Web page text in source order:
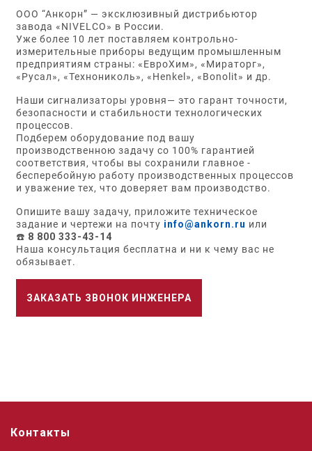
ООО “Анкорн” — эксклюзивный дистрибьютор
завода «NIVELCO» в России.
Уже более 10 лет поставляем контрольно-
измерительные приборы ведущим промышленным
предприятиям страны: «ЕвроХим», «Мираторг»,
«Русал», «Технониколь», «Henkel», «Bonolit» и др.
Наши сигнализаторы уровня— это гарант точности,
безопасности и стабильности технологических
процессов.
Подберем оборудование под вашу
производственною задачу со 100% гарантией
соответствия, чтобы вы сохранили главное -
бесперебойную работу производственных процессов
и уважение тех, что доверяет вам производство.
Опишите вашу задачу, приложите техническое
задание и чертежи на почту info@ankorn.ru или
☎️ 8 800 333-43-14
Наша консультация бесплатна и ни к чему вас не
обязывает.
ЗАКАЗАТЬ ЗВОНОК ИНЖЕНЕРА
Контакты